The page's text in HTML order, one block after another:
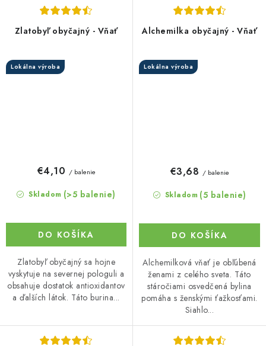
Zlatobyľ obyčajný - Vňať
Lokálna výroba
Skladom (>5 balenie)
€4,10 / balenie
DO KOŠÍKA
Zlatobyľ obyčajný sa hojne
vyskytuje na severnej pologuli a
obsahuje dostatok antioxidantov
a ďalších látok. Táto burina...
Alchemilka obyčajný - Vňať
Lokálna výroba
Skladom (5 balenie)
€3,68 / balenie
DO KOŠÍKA
Alchemilková vňať je obľúbená
ženami z celého sveta. Táto
stáročiami osvedčená bylina
pomáha s ženskými ťažkosťami.
Siahlo...